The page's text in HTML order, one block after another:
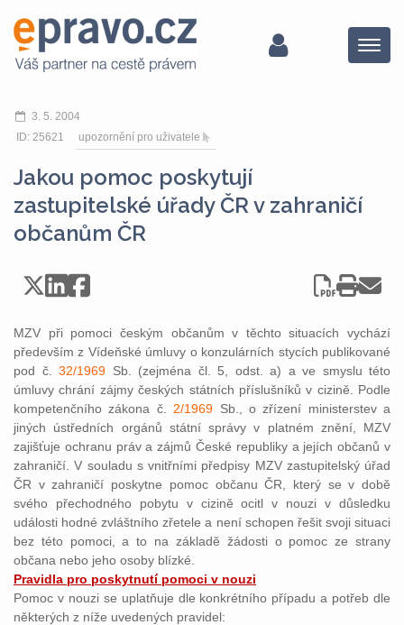
Menu
3. 5. 2004
ID: 25621
upozornění pro uživatele
Jakou pomoc poskytují
zastupitelské úřady ČR v zahraničí
občanům ČR
MZV při pomoci českým občanům v těchto situacích vychází
především z Vídeňské úmluvy o konzulárních stycích publikované
pod č. 32/1969 Sb. (zejména čl. 5, odst. a) a ve smyslu této
úmluvy chrání zájmy českých státních příslušníků v cizině. Podle
kompetenčního zákona č. 2/1969 Sb., o zřízení ministerstev a
jiných ústředních orgánů státní správy v platném znění, MZV
zajišťuje ochranu práv a zájmů České republiky a jejích občanů v
zahraničí. V souladu s vnitřními předpisy MZV zastupitelský úřad
ČR v zahraničí poskytne pomoc občanu ČR, který se v době
svého přechodného pobytu v cizině ocitl v nouzi v důsledku
události hodné zvláštního zřetele a není schopen řešit svoji situaci
bez této pomoci, a to na základě žádosti o pomoc ze strany
občana nebo jeho osoby blízké.
Pravidla pro poskytnutí pomoci v nouzi
Pomoc v nouzi se uplatňuje dle konkrétního případu a potřeb dle
některých z níže uvedených pravidel: